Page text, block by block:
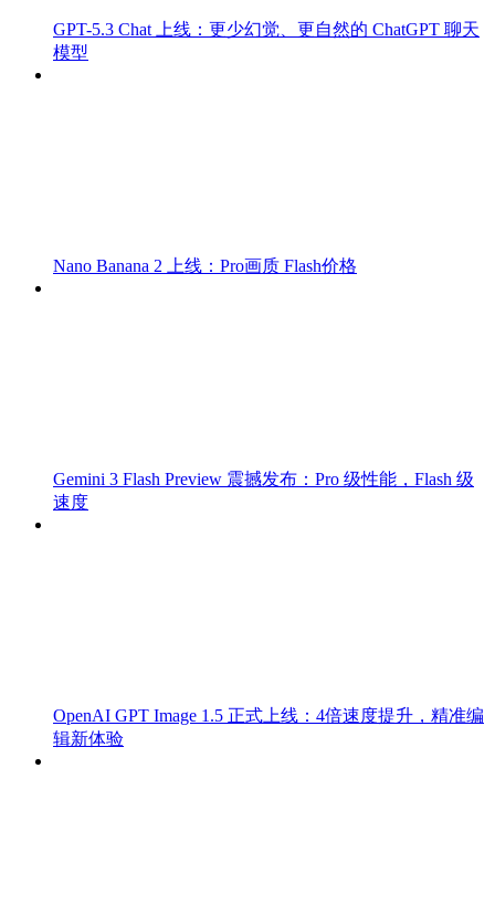
GPT-5.3 Chat 上线：更少幻觉、更自然的 ChatGPT 聊天
模型
Nano Banana 2 上线：Pro画质 Flash价格
Gemini 3 Flash Preview 震撼发布：Pro 级性能，Flash 级
速度
OpenAI GPT Image 1.5 正式上线：4倍速度提升，精准编
辑新体验